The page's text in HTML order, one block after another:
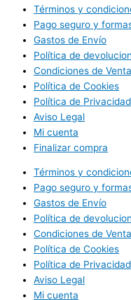
Términos y
Pago seguro y
Gastos de Envío
Política de
Condiciones de Venta
Política de Cookies
Política de Privacidad
Aviso Legal
Mi cuenta
Finalizar compra
Términos y
Pago seguro y
Gastos de Envío
Política de
Condiciones de Venta
Política de Cookies
Política de Privacidad
Aviso Legal
Mi cuenta